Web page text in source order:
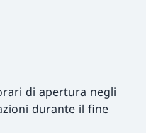
di apertura negli
durante il fine